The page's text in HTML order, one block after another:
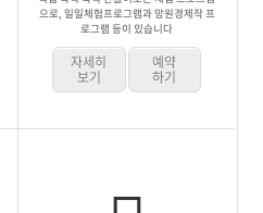
으로, 일일체험프로그램과 망원경제작 프
로그램 등이 있습니다
자세히
보기
예약
하기